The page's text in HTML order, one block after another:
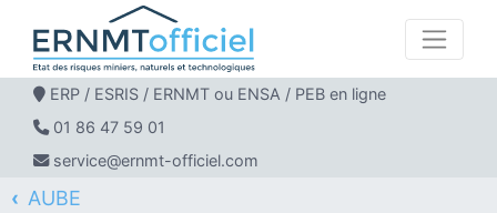
ERP / ESRIS / ERNMT ou ENSA / PEB en ligne
01 86 47 59 01
service@ernmt-officiel.com
ERNMT Officiel
ERRIAL
AUBE
BOULAGES